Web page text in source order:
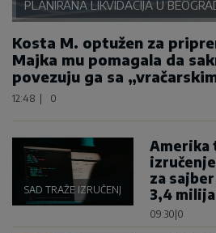
PLANIRANA LIKVIDACIJA U
Kosta M. optužen za
Majka mu pomagala da
povezuju ga sa
12:48 0
SAD TRAŽE IZRUČENJE
Amerika
za
3,4
09:30 0